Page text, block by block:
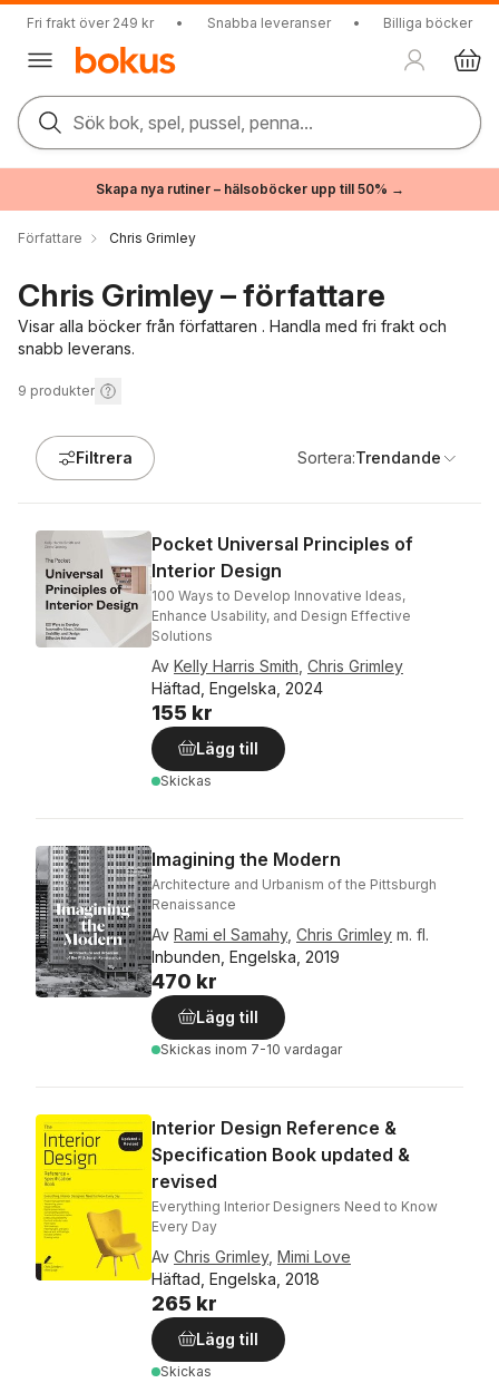
Fri frakt över 249 kr • Snabba leveranser • Billiga böcker
Sök bok, spel, pussel, penna...
Skapa nya rutiner – hälsoböcker upp till 50% →
Författare Chris Grimley
Chris Grimley – författare
Visar alla böcker från författaren . Handla med fri frakt och
snabb leverans.
9 produkter
Filtrera Sortera:Trendande
Pocket Universal Principles of
Interior Design
100 Ways to Develop Innovative Ideas,
Enhance Usability, and Design Effective
Solutions
Av Kelly Harris Smith Chris Grimley
Häftad, Engelska, 2024
155 kr
Lägg till
Skickas
Imagining the Modern
Architecture and Urbanism of the Pittsburgh
Renaissance
Av Rami el Samahy, Chris Grimley m. fl.
Inbunden, Engelska, 2019
470 kr
Lägg till
Skickas inom 7-10 vardagar
Interior Design Reference &
Specification Book updated &
revised
Everything Interior Designers Need to Know
Every Day
Av Chris Grimley, Mimi Love
Häftad, Engelska, 2018
265 kr
Lägg till
Skickas